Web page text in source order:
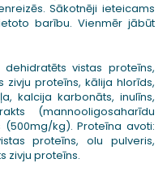
Sākotnēji ieteicams
barību. Vienmēr jābūt
dehidratēts vistas proteīns,
zivju proteīns, kālija hlorīds,
kalcija karbonāts, inulīns,
(mannooligosaharīdu
kg). Proteīna avoti:
proteīns, olu pulveris,
zivju proteīns.